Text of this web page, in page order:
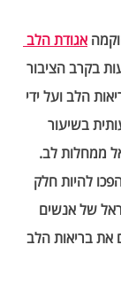
אגודת הלב
בקרב הציבור
הלב ועל ידי
בשיעור
ממחלות לב.
להיות חלק
של אנשים
את בריאות הלב